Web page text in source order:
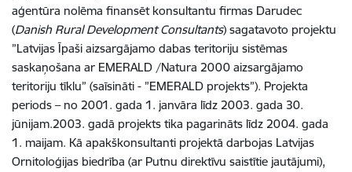
aģentūra nolēma finansēt konsultantu firmas Darudec
(Danish Rural Development Consultants) sagatavoto projektu
”Latvijas Īpaši aizsargājamo dabas teritoriju sistēmas
saskaņošana ar EMERALD /Natura 2000 aizsargājamo
teritoriju tīklu” (saīsināti - ”EMERALD projekts”). Projekta
periods – no 2001. gada 1. janvāra līdz 2003. gada 30.
jūnijam.2003. gadā projekts tika pagarināts līdz 2004. gada
1. maijam. Kā apakškonsultanti projektā darbojas Latvijas
Ornitoloģijas biedrība (ar Putnu direktīvu saistītie jautājumi),